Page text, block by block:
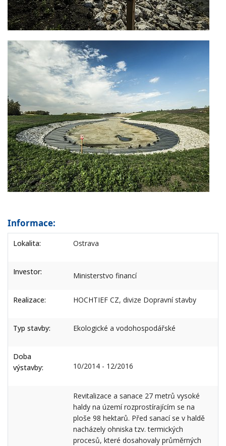
Informace:
Lokalita: Ostrava
Investor: Ministerstvo financí
Realizace: HOCHTIEF CZ, divize Dopravní stavby
Typ stavby: Ekologické a vodohospodářské
Doba
výstavby:
10/2014 - 12/2016
Revitalizace a sanace 27 metrů vysoké
haldy na území rozprostírajícím se na
ploše 98 hektarů. Před sanací se v haldě
nacházely ohniska tzv. termických
procesů, které dosahovaly průměrných